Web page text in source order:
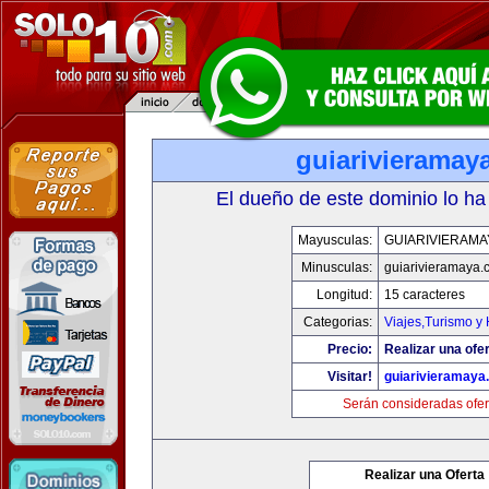
El dueño de este dominio lo
Mayusculas:
Minusculas:
Longitud:
15 caracteres
Categorias:
Viajes,Turismo y
Precio:
Realizar una
Visitar!
Serán consideradas
Realizar una Oferta